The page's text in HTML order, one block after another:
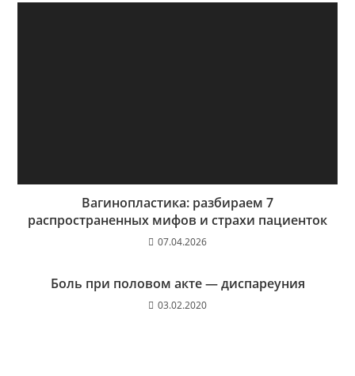
Вагинопластика: разбираем 7
распространенных мифов и страхи пациенток
07.04.2026
Боль при половом акте — диспареуния
03.02.2020